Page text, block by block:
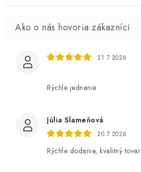
21.7.2026
Rýchle jednanie
Júlia Slameňová
20.7.2026
Rýchle dodanie, kvalitný tovar